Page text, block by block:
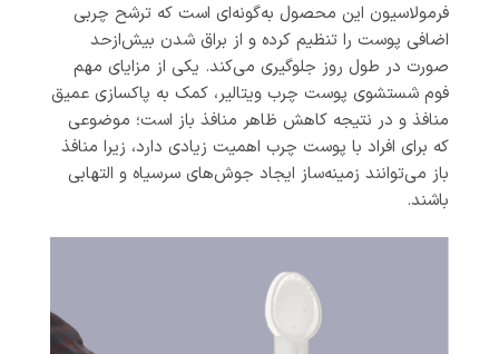
فرمولاسیون این محصول به‌گونه‌ای است که ترشح چربی
اضافی پوست را تنظیم کرده و از براق شدن بیش‌ازحد
صورت در طول روز جلوگیری می‌کند. یکی از مزایای مهم
فوم شستشوی پوست چرب ویتالیر، کمک به پاکسازی عمیق
منافذ و در نتیجه کاهش ظاهر منافذ باز است؛ موضوعی
که برای افراد با پوست چرب اهمیت زیادی دارد، زیرا منافذ
باز می‌توانند زمینه‌ساز ایجاد جوش‌های سرسیاه و التهابی
باشند.